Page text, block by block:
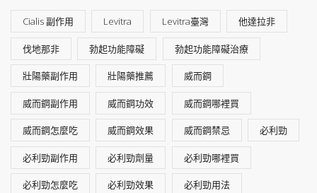
Cialis 副作用 Levitra Levitra臺灣 他達拉非
伐地那非 勃起功能障礙 勃起功能障礙治療
壯陽藥副作用 壯陽藥推薦 威而鋼
威而鋼副作用 威而鋼功效 威而鋼哪裡買
威而鋼怎麼吃 威而鋼效果 威而鋼禁忌 必利勁
必利勁副作用 必利勁劑量 必利勁哪裡買
必利勁怎麼吃 必利勁效果 必利勁用法